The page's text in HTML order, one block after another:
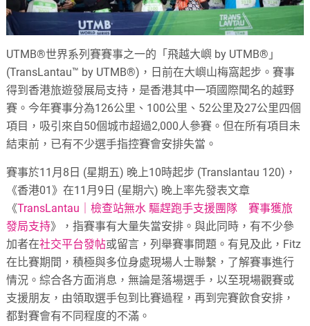
UTMB®世界系列賽賽事之一的「飛越大嶼 by UTMB®」
(TransLantau™ by UTMB®)，日前在大嶼山梅窩起步。賽事
得到香港旅遊發展局支持，是香港其中一項國際聞名的越野
賽。今年賽事分為126公里、100公里、52公里及27公里四個
項目，吸引來自50個城市超過2,000人參賽。但在所有項目未
結束前，已有不少選手指控賽會安排失當。
賽事於11月8日 (星期五) 晚上10時起步 (Translantau 120)，
《香港01》在11月9日 (星期六) 晚上率先發表文章
《TransLantau｜檢查站無水 驅趕跑手支援團隊 賽事獲旅
發局支持》，指賽事有大量失當安排。與此同時，有不少參
加者在社交平台發帖或留言，列舉賽事問題。有見及此，Fitz
在比賽期間，積極與多位身處現場人士聯繫，了解賽事進行
情況。綜合各方面消息，無論是落場選手，以至現場觀賽或
支援朋友，由領取選手包到比賽過程，再到完賽飲食安排，
都對賽會有不同程度的不滿。